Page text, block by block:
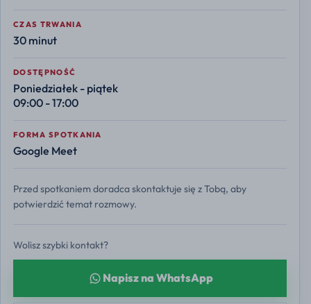
CZAS TRWANIA
30 minut
DOSTĘPNOŚĆ
Poniedziałek - piątek
09:00 - 17:00
FORMA SPOTKANIA
Google Meet
Przed spotkaniem doradca skontaktuje się z Tobą, aby
potwierdzić temat rozmowy.
Wolisz szybki kontakt?
Napisz na WhatsApp